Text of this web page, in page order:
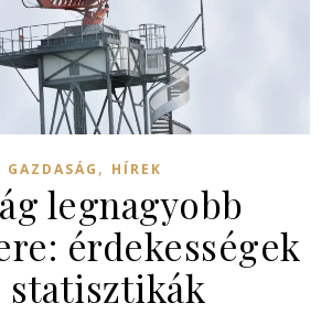
GAZDASÁG , HÍREK
legnagyobb
érdekességek
statisztikák